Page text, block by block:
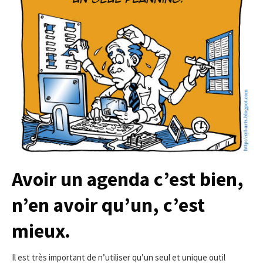
Avoir un agenda c’est bien,
n’en avoir qu’un, c’est
mieux.
Il est très important de n’utiliser qu’un seul et unique outil